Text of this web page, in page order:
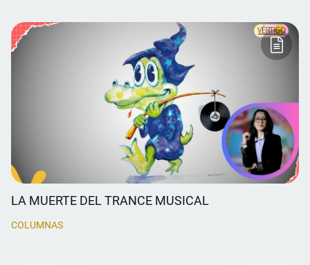
LA MUERTE DEL TRANCE MUSICAL
COLUMNAS